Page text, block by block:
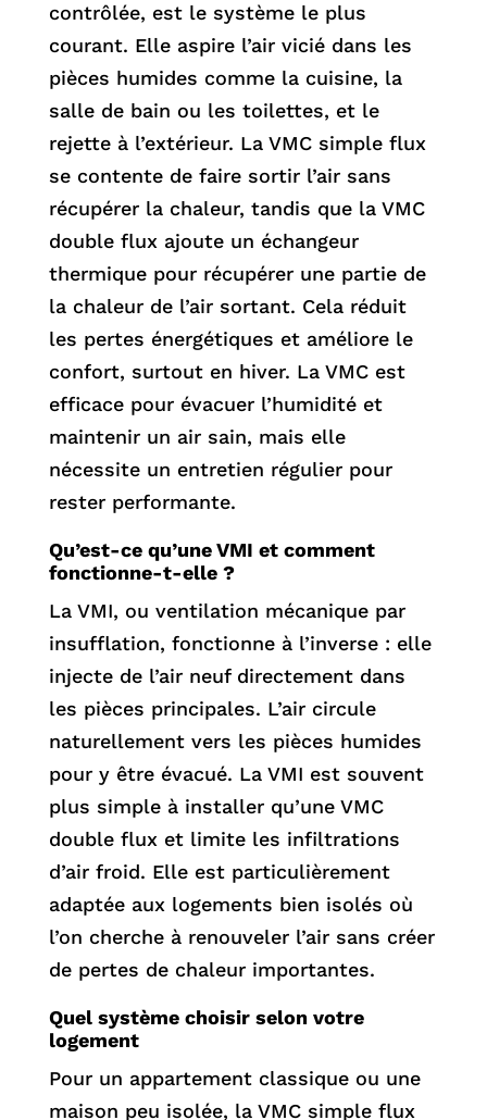
contrôlée, est le système le plus
courant. Elle aspire l’air vicié dans les
pièces humides comme la cuisine, la
salle de bain ou les toilettes, et le
rejette à l’extérieur. La VMC simple flux
se contente de faire sortir l’air sans
récupérer la chaleur, tandis que la VMC
double flux ajoute un échangeur
thermique pour récupérer une partie de
la chaleur de l’air sortant. Cela réduit
les pertes énergétiques et améliore le
confort, surtout en hiver. La VMC est
efficace pour évacuer l’humidité et
maintenir un air sain, mais elle
nécessite un entretien régulier pour
rester performante.
Qu’est-ce qu’une VMI et comment
fonctionne-t-elle ?
La VMI, ou ventilation mécanique par
insufflation, fonctionne à l’inverse : elle
injecte de l’air neuf directement dans
les pièces principales. L’air circule
naturellement vers les pièces humides
pour y être évacué. La VMI est souvent
plus simple à installer qu’une VMC
double flux et limite les infiltrations
d’air froid. Elle est particulièrement
adaptée aux logements bien isolés où
l’on cherche à renouveler l’air sans créer
de pertes de chaleur importantes.
Quel système choisir selon votre
logement
Pour un appartement classique ou une
maison peu isolée, la VMC simple flux